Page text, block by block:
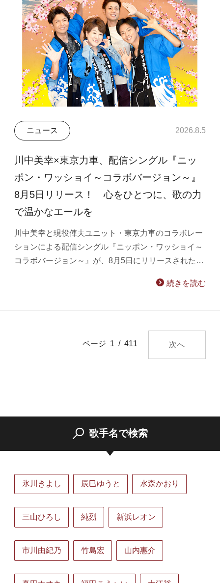
ニュース 2026.8.5
川中美幸×東京力車、配信シングル『ニッ
ポン・ワッショイ～コラボバージョン～』
8月5日リリース！ 心をひとつに、歌の力
で温かなエールを
川中美幸と現役俥夫ユニット・東京力車のコラボレー
ションによる配信シングル『ニッポン・ワッショイ～
コラボバージョン～』が、8月5日にリリースされた…
続きを読む
ページ 1 / 411 次へ
歌手名で検索
氷川きよし 辰巳ゆうと 水森かおり
三山ひろし 純烈 新浜レオン
市川由紀乃 竹島宏 山内惠介